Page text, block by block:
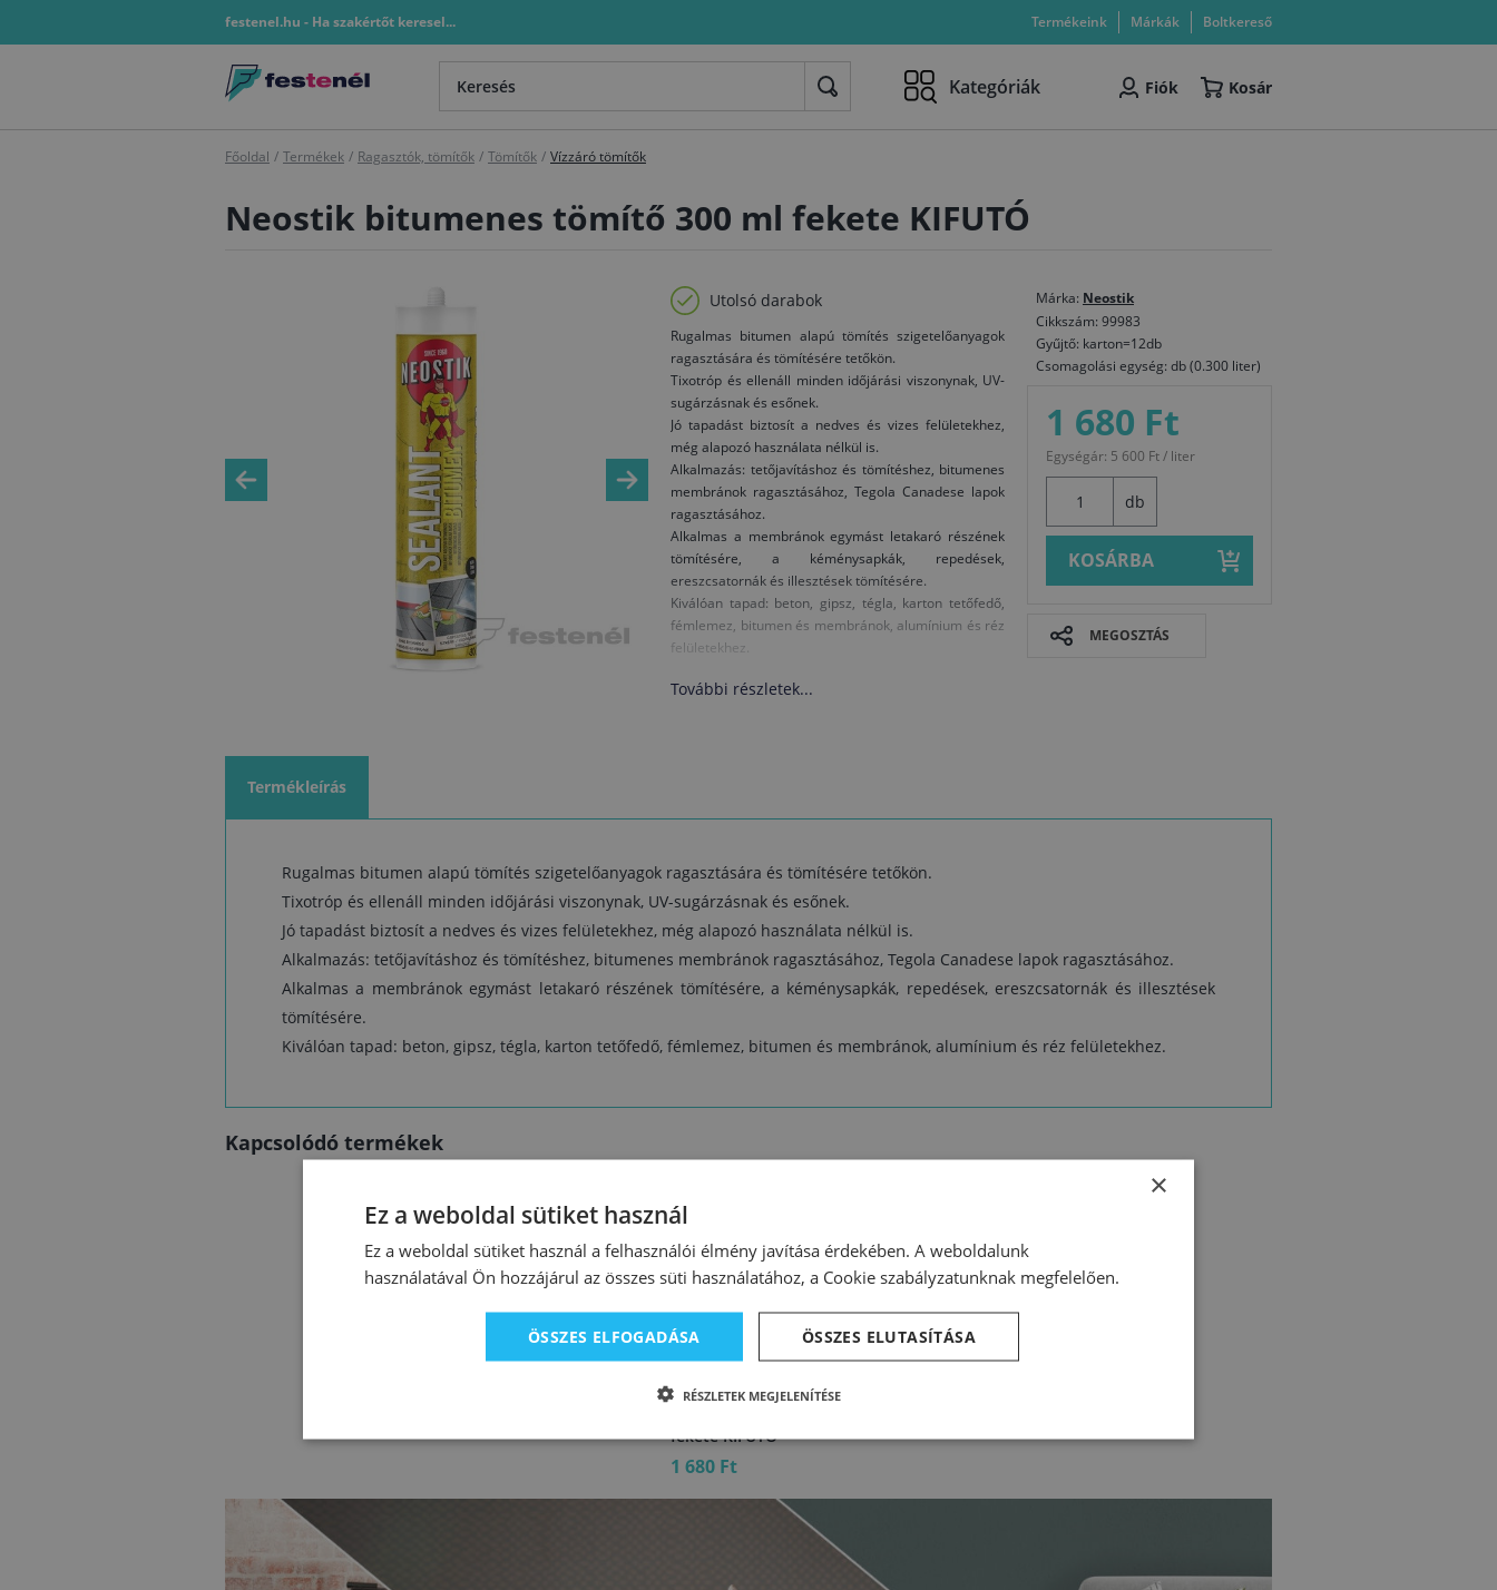
festenel.hu - Ha szakértőt keresel... Termékeink Márkák Boltkereső
Kategóriák Fiók Kosár
Főoldal / Termékek / Ragasztók, tömítők / Tömítők / Vízzáró tömítők
Neostik bitumenes tömítő 300 ml fekete KIFUTÓ
Utolsó darabok
Rugalmas bitumen alapú tömítés szigetelőanyagok
ragasztására és tömítésére tetőkön.
Tixotróp és ellenáll minden időjárási viszonynak, UV-
sugárzásnak és esőnek.
Jó tapadást biztosít a nedves és vizes felületekhez,
még alapozó használata nélkül is.
Alkalmazás: tetőjavításhoz és tömítéshez, bitumenes
membránok ragasztásához, Tegola Canadese lapok
ragasztásához.
Alkalmas a membránok egymást letakaró részének
tömítésére, a kéménysapkák, repedések,
ereszcsatornák és illesztések tömítésére.
Kiválóan tapad: beton, gipsz, tégla, karton tetőfedő,
fémlemez, bitumen és membránok, alumínium és réz
felületekhez.
További részletek...
Márka: Neostik
Cikkszám: 99983
Gyűjtő: karton=12db
Csomagolási egység: db (0.300 liter)
1 680 Ft
Egységár: 5 600 Ft / liter
db
KOSÁRBA
MEGOSZTÁS
Termékleírás
Rugalmas bitumen alapú tömítés szigetelőanyagok ragasztására és tömítésére tetőkön.
Tixotróp és ellenáll minden időjárási viszonynak, UV-sugárzásnak és esőnek.
Jó tapadást biztosít a nedves és vizes felületekhez, még alapozó használata nélkül is.
Alkalmazás: tetőjavításhoz és tömítéshez, bitumenes membránok ragasztásához, Tegola Canadese lapok ragasztásához.
Alkalmas a membránok egymást letakaró részének tömítésére, a kéménysapkák, repedések, ereszcsatornák és illesztések
tömítésére.
Kiválóan tapad: beton, gipsz, tégla, karton tetőfedő, fémlemez, bitumen és membránok, alumínium és réz felületekhez.
Kapcsolódó termékek
Neostik bitumenes
fekete KIFUTÓ
1 680 Ft
×
Ez a weboldal sütiket használ
Ez a weboldal sütiket használ a felhasználói élmény javítása érdekében. A weboldalunk
használatával Ön hozzájárul az összes süti használatához, a Cookie szabályzatunknak megfelelően.
ÖSSZES ELFOGADÁSA ÖSSZES ELUTASÍTÁSA
RÉSZLETEK MEGJELENÍTÉSE